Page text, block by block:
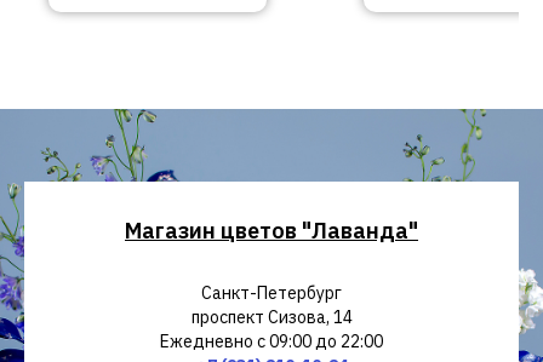
Магазин цветов "Лаванда"
Санкт-Петербург
проспект Сизова, 14
Ежедневно с 09:00 до 22:00